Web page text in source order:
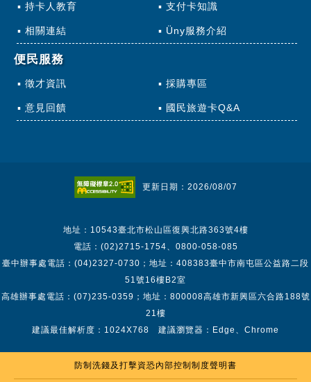
持卡人教育 支付卡知識
相關連結 Üny服務介紹
便民服務
徵才資訊 採購專區
意見回饋 國民旅遊卡Q&A
更新日期：2026/08/07
地址：10543臺北市松山區復興北路363號4樓
電話：(02)2715-1754、0800-058-085
臺中辦事處電話：(04)2327-0730；地址：408383臺中市南屯區公益路二段
51號16樓B2室
高雄辦事處電話：(07)235-0359；地址：800008高雄市新興區六合路188號
21樓
建議最佳解析度：1024X768 建議瀏覽器：Edge、Chrome
防制洗錢及打擊資恐內部控制制度聲明書